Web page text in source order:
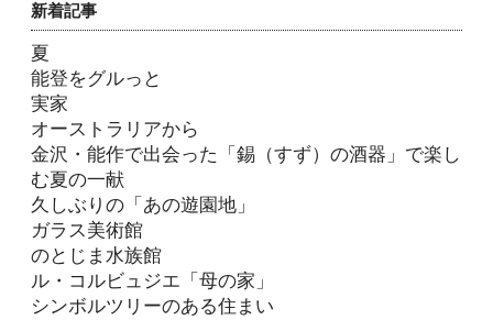
新着記事
夏
能登をグルっと
実家
オーストラリアから
金沢・能作で出会った「錫（すず）の酒器」で楽し
む夏の一献
久しぶりの「あの遊園地」
ガラス美術館
のとじま水族館
ル・コルビュジエ「母の家」
シンボルツリーのある住まい